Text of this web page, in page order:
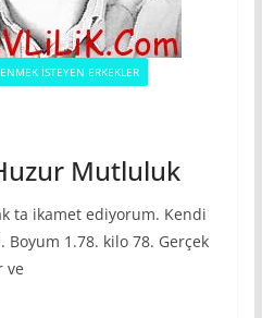
İSTEYEN ERKEKLER
Mutluluk
ta ikamet ediyorum. Kendi
Boyum 1.78. kilo 78. Gerçek
ve